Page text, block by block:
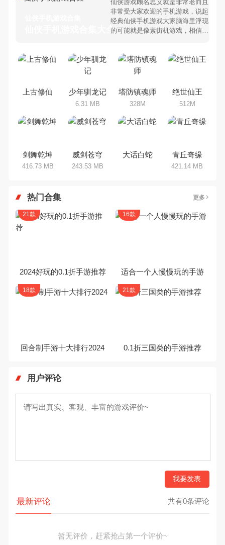
仙侠手机游戏合集大全 >
仙侠游戏顾名思义就是非常老而且
非常受大家欢迎的手机游戏，说起
经典仙侠手机游戏大家脑海里浮现
的可能就是像素街机游戏，相信很
侠手机游戏有哪些呢？游戏今天，
乐途下载站小编芒果味的怪咖给大
集，欢迎大家前来选择下载体验
上古修仙 少年驯龙记
6.31 MB
塔防镇魂师
328M
绝世仙王
512M
剑舞乾坤
416.73 MB
威剑苍穹
243.53 MB
大话白蛇 青丘奇缘
421.14 MB
热门合集 更多
2024好玩的0.1折手游推荐
21款
适合一个人慢慢玩的手游
16款
回合制手游十大排行2024
18款
0.1折三国类的手游推荐
21款
用户评论
我要发表
最新评论 共有0条评论
暂无评价，赶紧抢占第一个评价~